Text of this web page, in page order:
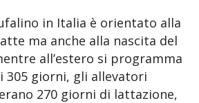
in Italia è orientato alla
ma anche alla nascita del
all’estero si programma
305 giorni, gli allevatori
270 giorni di lattazione,